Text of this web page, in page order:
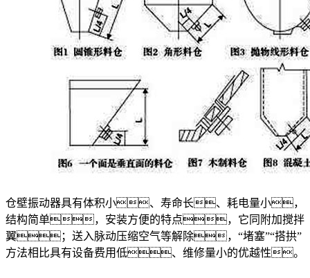
仓壁振动器具有体积小、寿命长、耗电量小，
结构简单，安装方便的特点，它同附加搅拌
翼；送入脉动压缩空气等解除，“堵塞”“搭拱”
方法相比具有设备费用低、维修量小的优越性。